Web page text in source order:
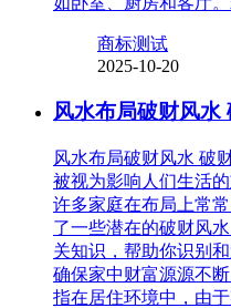
商标测试
2025-10-20
风水布局破财风水
风水布局破财风水 破
被视为影响人们生活
许多家庭在布局上常
了一些潜在的破财风
关知识，帮助你识别
确保家中财富源源不
指在居住环境中，由